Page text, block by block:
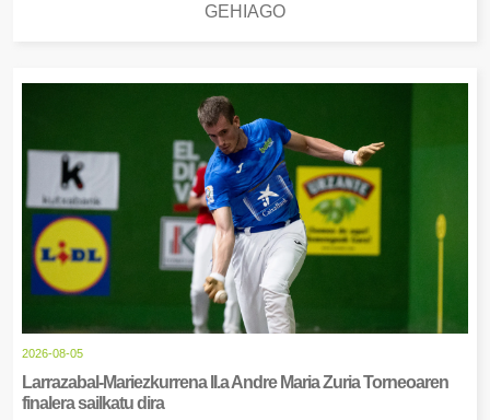
GEHIAGO
2026-08-05
Larrazabal-Mariezkurrena II.a Andre Maria Zuria Torneoaren
finalera sailkatu dira